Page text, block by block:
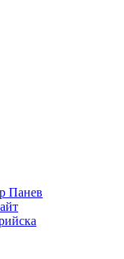
Панев